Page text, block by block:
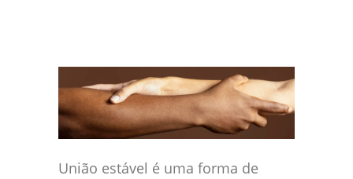
União estável é uma forma de